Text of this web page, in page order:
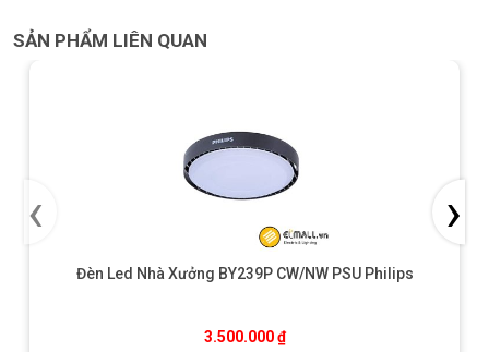
SẢN PHẨM LIÊN QUAN
Đèn Led Nhà Xưởng BY239P CW/NW PSU Philips
3.500.000₫
‹ ›